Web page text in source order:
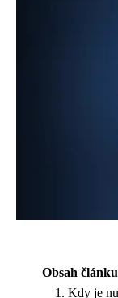
Obsah
Kdy je